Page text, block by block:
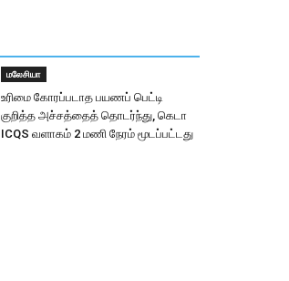
மலேசியா
உரிமை கோரப்படாத பயணப் பெட்டி
குறித்த அச்சத்தைத் தொடர்ந்து, கெடா
ICQS வளாகம் 2 மணி நேரம் மூடப்பட்டது